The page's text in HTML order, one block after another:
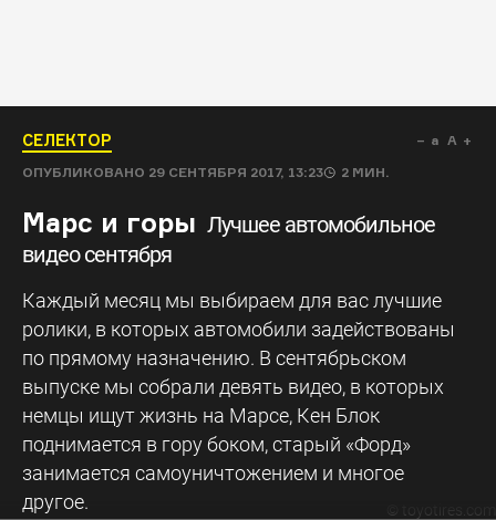
СЕЛЕКТОР
ОПУБЛИКОВАНО 29 СЕНТЯБРЯ 2017, 13:23 2 МИН.
a A
Марс и горы Лучшее автомобильное
видео сентября
Каждый месяц мы выбираем для вас лучшие
ролики, в которых автомобили задействованы
по прямому назначению. В сентябрьском
выпуске мы собрали девять видео, в которых
немцы ищут жизнь на Марсе, Кен Блок
поднимается в гору боком, старый «Форд»
занимается самоуничтожением и многое
другое.
© toyotires.com